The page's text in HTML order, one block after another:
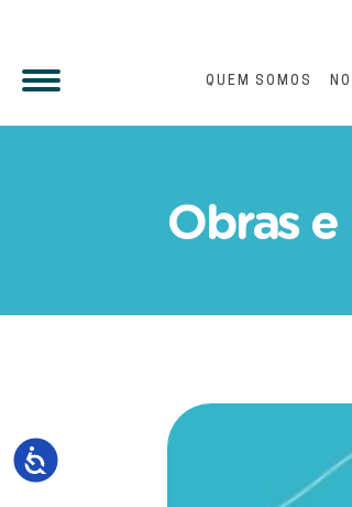
QUEM SOMOS
Obras